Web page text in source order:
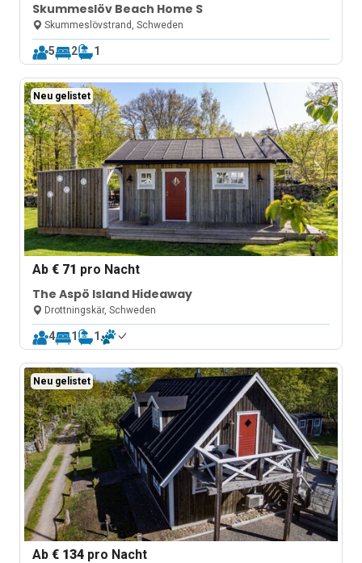
Skummeslöv Beach Home S
Skummeslövstrand, Schweden
5 2 1
Neu gelistet
Ab€ 71 pro Nacht
The Aspö Island Hideaway
Drottningskär, Schweden
4 1 1
Neu gelistet
Ab€ 134 pro Nacht